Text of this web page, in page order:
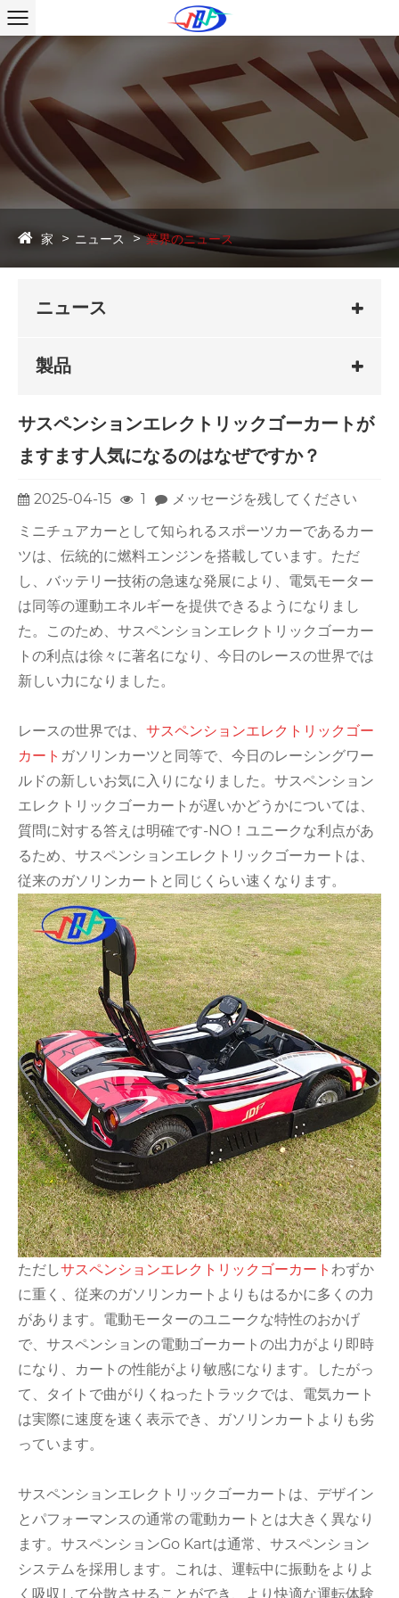
家 ニュース 業界のニュース
ニュース
製品
サスペンションエレクトリックゴーカートが
ますます人気になるのはなぜですか？
2025-04-15 1
メッセージを残してください
ミニチュアカーとして知られるスポーツカーであるカー
ツは、伝統的に燃料エンジンを搭載しています。ただ
し、バッテリー技術の急速な発展により、電気モーター
は同等の運動エネルギーを提供できるようになりまし
た。このため、サスペンションエレクトリックゴーカー
トの利点は徐々に著名になり、今日のレースの世界では
新しい力になりました。
レースの世界では、 サスペンションエレクトリックゴー
カート ガソリンカーツと同等で、今日のレーシングワー
ルドの新しいお気に入りになりました。サスペンション
エレクトリックゴーカートが遅いかどうかについては、
質問に対する答えは明確です-NO！ユニークな利点があ
るため、サスペンションエレクトリックゴーカートは、
従来のガソリンカートと同じくらい速くなります。
ただしサスペンションエレクトリックゴーカート わずか
に重く、従来のガソリンカートよりもはるかに多くの力
があります。電動モーターのユニークな特性のおかげ
で、サスペンションの電動ゴーカートの出力がより即時
になり、カートの性能がより敏感になります。したがっ
て、タイトで曲がりくねったトラックでは、電気カート
は実際に速度を速く表示でき、ガソリンカートよりも劣
っています。
サスペンションエレクトリックゴーカートは、デザイン
とパフォーマンスの通常の電動カートとは大きく異なり
ます。サスペンションGo Kartは通常、サスペンション
システムを採用します。これは、運転中に振動をよりよ
く吸収して分散させることができ、より快適な運転体験